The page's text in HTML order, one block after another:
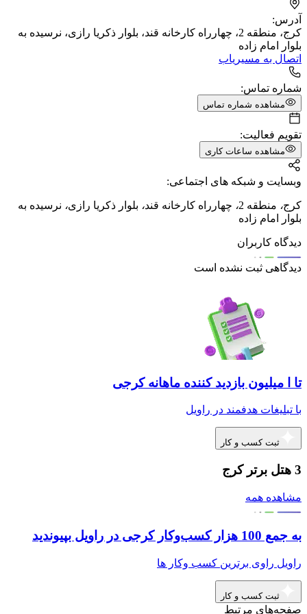
آدرس:
کرج، منطقه 2، چهارراه کارخانه قند، بلوار ذکریا رازی، نرسیده به
بلوار امام زاده
اتصال به مسیریاب
شماره تماس:
مشاهده شماره تماس
تقویم فعالیت:
مشاهده ساعات کاری
وبسایت و شبکه های اجتماعی:
کرج، منطقه 2 ، چهارراه کارخانه قند، بلوار ذکریا رازی، نرسیده به
بلوار امام زاده
دیدگاه کاربران
دیدگاهی ثبت نشده است
تا ا میلیون بازدید کننده ماهانه کرجی
با تبلیغات هدفمند در راویل
ثبت کسب و کار
3 هتل برتر کرج
مشاهده همه
به جمع 100 هزار کسب‌وکار کرجی در راویل بپیوندید
راویل راوی برترین کسب وکار ها
ثبت کسب و کار
صفحه‌های مرتبط